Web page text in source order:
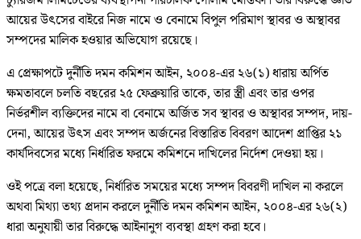
আয়ের উৎসের বাইরে নিজ নামে ও বেনামে বিপুল পরিমাণ স্থাবর ও অস্থাবর
সম্পদের মালিক হওয়ার অভিযোগ রয়েছে।
এ প্রেক্ষাপটে দুর্নীতি দমন কমিশন আইন, ২০০৪-এর ২৬(১) ধারায় অর্পিত
ক্ষমতাবলে চলতি বছরের ২৫ ফেব্রুয়ারি তাকে, তার স্ত্রী এবং তার ওপর
নির্ভরশীল ব্যক্তিদের নামে বা বেনামে অর্জিত সব স্থাবর ও অস্থাবর সম্পদ, দায়-
দেনা, আয়ের উৎস এবং সম্পদ অর্জনের বিস্তারিত বিবরণ আদেশ প্রাপ্তির ২১
কার্যদিবসের মধ্যে নির্ধারিত ফরমে কমিশনে দাখিলের নির্দেশ দেওয়া হয়।
ওই পত্রে বলা হয়েছে, নির্ধারিত সময়ের মধ্যে সম্পদ বিবরণী দাখিল না করলে
অথবা মিথ্যা তথ্য প্রদান করলে দুর্নীতি দমন কমিশন আইন, ২০০৪-এর ২৬(২)
ধারা অনুযায়ী তার বিরুদ্ধে আইনানুগ ব্যবস্থা গ্রহণ করা হবে।